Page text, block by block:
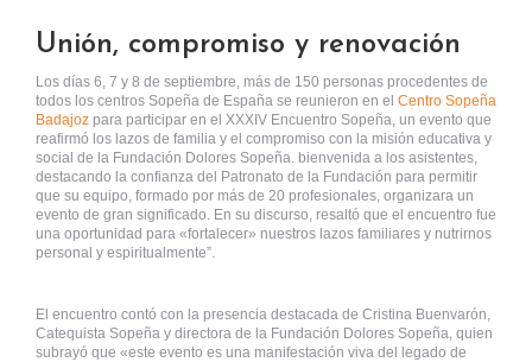
Unión, compromiso y renovación
Los días 6, 7 y 8 de septiembre, más de 150 personas procedentes de
todos los centros Sopeña de España se reunieron en el Centro Sopeña
Badajoz para participar en el XXXIV Encuentro Sopeña, un evento que
reafirmó los lazos de familia y el compromiso con la misión educativa y
social de la Fundación Dolores Sopeña. bienvenida a los asistentes,
destacando la confianza del Patronato de la Fundación para permitir
que su equipo, formado por más de 20 profesionales, organizara un
evento de gran significado. En su discurso, resaltó que el encuentro fue
una oportunidad para «fortalecer» nuestros lazos familiares y nutrirnos
personal y espiritualmente”.
El encuentro contó con la presencia destacada de Cristina Buenvarón,
Catequista Sopeña y directora de la Fundación Dolores Sopeña, quien
subrayó que «este evento es una manifestación viva del legado de